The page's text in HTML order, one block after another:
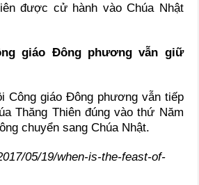
được cử hành vào Chúa Nhật
giáo Đông phương vẫn giữ
Công giáo Đông phương vẫn tiếp
Thăng Thiên đúng vào thứ Năm
chuyển sang Chúa Nhật.
05/19/when-is-the-feast-of-